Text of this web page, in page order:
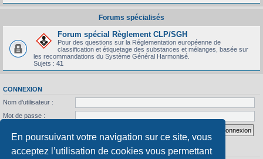
En poursuivant votre navigation sur ce site, vous
acceptez l’utilisation de cookies vous permettant
Forums spécialisés
Forum spécial Règlement CLP/SGH
Pour des questions sur la Réglementation européenne de
classification et étiquetage des substances et mélanges, basée sur
les recommandations du Système Général Harmonisé.
Sujets : 41
CONNEXION
Nom d’utilisateur :
Mot de passe :
STATISTIQUES